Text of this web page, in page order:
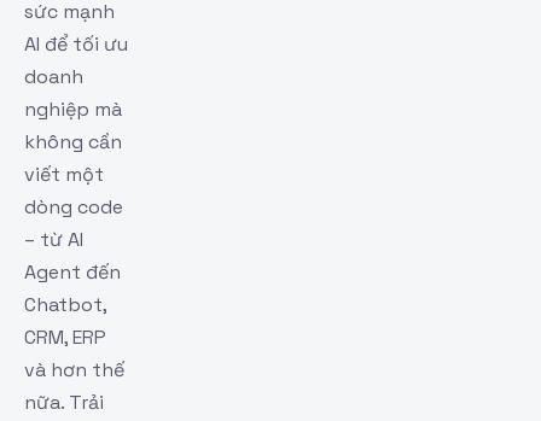
sức mạnh
AI để tối ưu
doanh
nghiệp mà
không cần
viết một
dòng code
– từ AI
Agent đến
Chatbot,
CRM, ERP
và hơn thế
nữa. Trải